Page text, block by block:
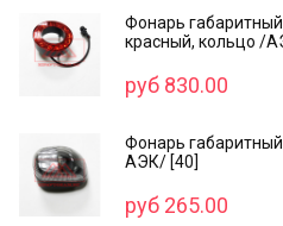
Фонарь
красный, кольцо /
руб 830.00
Фонарь
АЭК/ [40]
руб 265.00